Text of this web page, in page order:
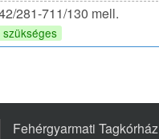
281-711/130 mell.
Fehérgyarmati Tagkórház